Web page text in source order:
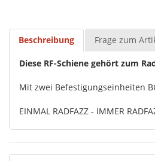
Beschreibung Frage zum
Diese RF-Schiene gehört zum
Mit zwei Befestigungseinheiten
EINMAL RADFAZZ - IMMER